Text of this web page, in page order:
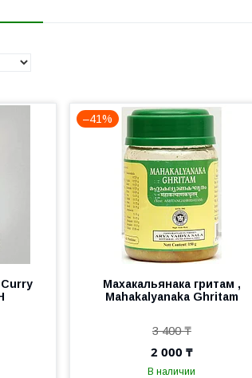
–41%
Махакальянака гритам ,
Mahakalyanaka Ghritam
3 400 ₸
2 000 ₸
В наличии